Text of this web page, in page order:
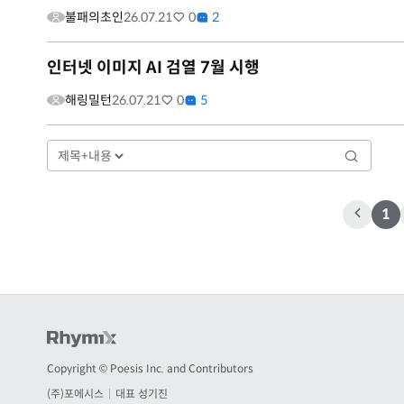
불패의초인26.07.21 0 2
인터넷 이미지 AI 검열 7월 시행
해링밀턴26.07.21 0 5
1
Copyright © Poesis Inc. and Contributors
(주)포에시스
대표 성기진